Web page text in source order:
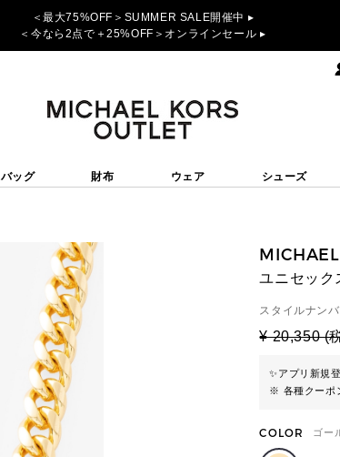
＜最大75%OFF＞SUMMER SALE開催中 ▸
＜今なら2点で＋25%OFF＞オンラインセール ▸
バッグ 財布 ウェア シューズ
ユニセック
スタイルナン
¥ 20,350 (
✨アプリ新規
※ 各種クーポ
COLOR ゴー